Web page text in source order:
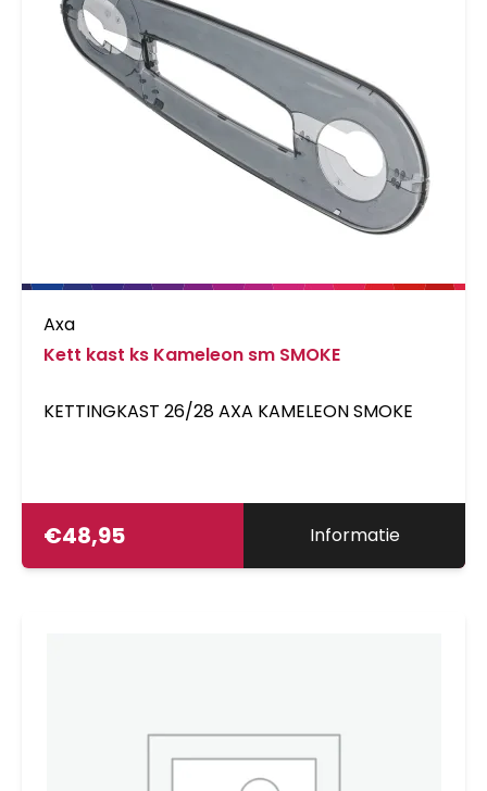
Axa
Kett kast ks Kameleon sm SMOKE
KETTINGKAST 26/28 AXA KAMELEON SMOKE
€48,95 Informatie